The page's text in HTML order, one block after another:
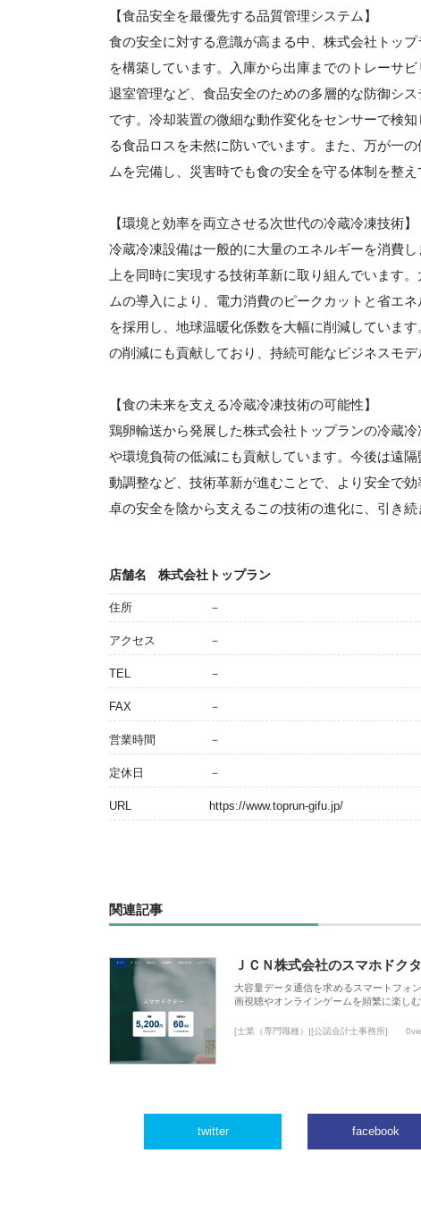
【食品安全を最優先する品質管理システム】
食の安全に対する意識が高まる中、株式会社トッ
を構築しています。入庫から出庫までのトレーサ
退室管理など、食品安全のための多層的な防御シ
です。冷却装置の微細な動作変化をセンサーで検
る食品ロスを未然に防いでいます。また、万が一
ムを完備し、災害時でも食の安全を守る体制を整え
【環境と効率を両立させる次世代の冷蔵冷凍技術】
冷蔵冷凍設備は一般的に大量のエネルギーを消費
上を同時に実現する技術革新に取り組んでいます
ムの導入により、電力消費のピークカットと省エ
を採用し、地球温暖化係数を大幅に削減していま
の削減にも貢献しており、持続可能なビジネスモデ
【食の未来を支える冷蔵冷凍技術の可能性】
鶏卵輸送から発展した株式会社トップランの冷蔵
や環境負荷の低減にも貢献しています。今後は遠
動調整など、技術革新が進むことで、より安全で
卓の安全を陰から支えるこの技術の進化に、引き続
店舗名 株式会社トップラン
住所 －
アクセス －
TEL －
FAX －
営業時間 －
定休日 －
URL https://www.toprun-gifu.jp/
関連記事
ＪＣＮ株式会社のスマホドク
大容量データ通信を求めるスマートフォ
画視聴やオンラインゲームを頻繁に楽し
[士業（専門職種）][公認会計士事務所]
twitter facebook